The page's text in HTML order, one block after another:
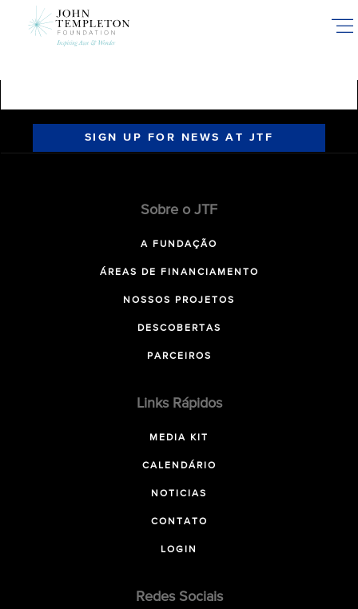
SIGN UP FOR NEWS AT JTF
Sobre o JTF
A FUNDAÇÃO
ÁREAS DE FINANCIAMENTO
NOSSOS PROJETOS
DESCOBERTAS
PARCEIROS
Links Rápidos
MEDIA KIT
CALENDÁRIO
NOTICIAS
CONTATO
LOGIN
Redes Sociais